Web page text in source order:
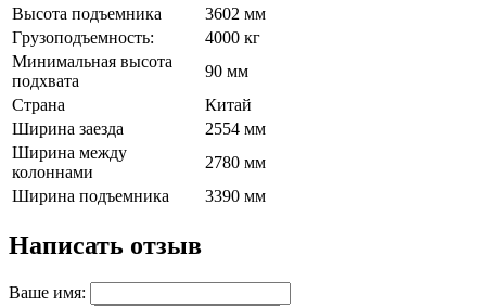
Высота подъемника
3602 мм
Гpузoпoдъeмнocть:
4000 кг
Минимальная высота
подхвата
90 мм
Страна
Китай
Ширина заезда
2554 мм
Ширина между
колоннами
2780 мм
Ширина подъемника
3390 мм
Написать отзыв
Ваше имя: